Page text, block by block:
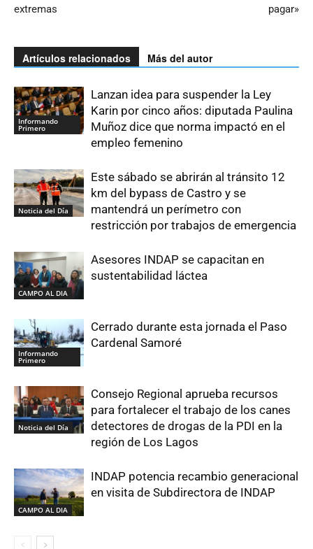
extremas
pagar»
Artículos relacionados Más del autor
Informando
Primero
Lanzan idea para suspender la Ley
Karin por cinco años: diputada Paulina
Muñoz dice que norma impactó en el
empleo femenino
Noticia del Día
Este sábado se abrirán al tránsito 12
km del bypass de Castro y se
mantendrá un perímetro con
restricción por trabajos de emergencia
CAMPO AL DIA
Asesores INDAP se capacitan en
sustentabilidad láctea
Informando
Primero
Cerrado durante esta jornada el Paso
Cardenal Samoré
Noticia del Día
Consejo Regional aprueba recursos
para fortalecer el trabajo de los canes
detectores de drogas de la PDI en la
región de Los Lagos
CAMPO AL DIA
INDAP potencia recambio generacional
en visita de Subdirectora de INDAP